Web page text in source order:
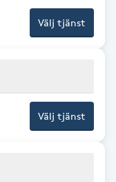
Välj tjänst
Välj tjänst